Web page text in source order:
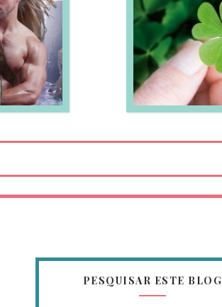
LEIA MAIS
PESQUISAR ESTE BLOG